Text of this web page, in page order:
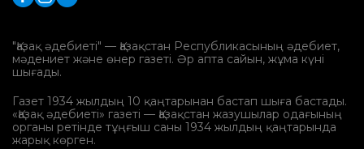
"Қазақ әдебиеті" — Қазақстан Республикасының әдебиет,
мәдениет және өнер газеті. Әр апта сайын, жұма күні
шығады.
Газет 1934 жылдың 10 қаңтарынан бастап шыға бастады.
«Қазақ әдебиеті» газеті — Қазақстан жазушылар одағының
органы ретінде тұңғыш саны 1934 жылдың қаңтарында
жарық көрген.